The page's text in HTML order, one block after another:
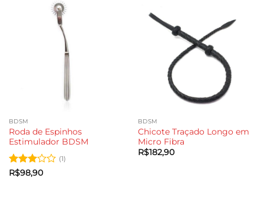
BDSM
Roda de Espinhos
Estimulador BDSM
Avaliação
(1)
R$98,90
BDSM
Chicote Traçado Longo em
Micro Fibra
R$182,90